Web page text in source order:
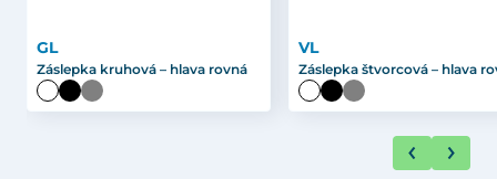
GL
Záslepka kruhová – hlava rovná
VL
Záslepka štvorcová – hlava